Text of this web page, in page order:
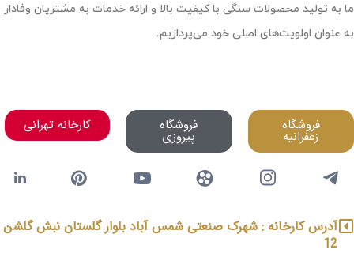
ما به تولید محصولات سنگی با کیفیت بالا و ارائه خدمات به مشتریان وفادار
به عنوان اولویت‌های اصلی خود می‌پردازیم.
فروشگاه
زعفرانیه
فروشگاه
پیروزی
کارخانه تهرانی
آدرس کارخانه : شهرک صنعتی شمس آباد بلوار گلستان نبش گلشن
12